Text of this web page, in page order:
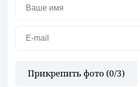
Прикрепить фото (0/3)